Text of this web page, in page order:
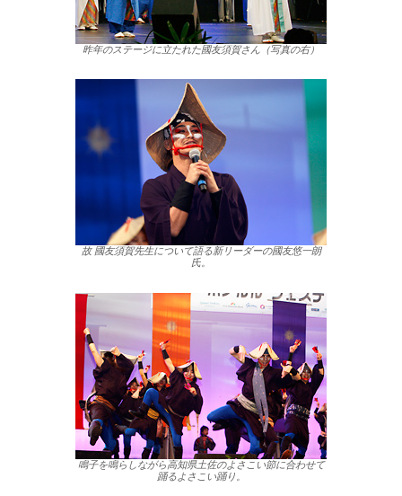
昨年のステージに立たれた國友須賀さん（写真の右）
故 國友須賀先生について語る新リーダーの國友悠一朗
氏。
鳴子を鳴らしながら高知県土佐のよさこい節に合わせて
踊るよさこい踊り。